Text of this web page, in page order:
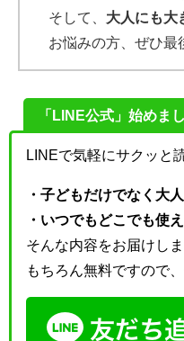
そして、 大人にも大
お悩みの方、ぜひ最
「LINE公式」始めま
LINEで気軽にサクッと
・子どもだけでなく大
・いつでもどこでも使
そんな内容をお届けしま
もちろん無料ですので